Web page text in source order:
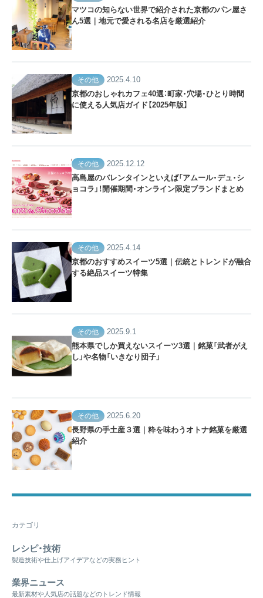
マツコの知らない世界で紹介された京都のパン屋さ
ん5選｜地元で愛される名店を厳選紹介
その他
2025.4.10
京都のおしゃれカフェ40選：町家・穴場・ひとり時間
に使える人気店ガイド【2025年版】
その他
2025.12.12
高島屋のバレンタインといえば「アムール・デュ・シ
ョコラ」！開催期間・オンライン限定ブランドまとめ
その他
2025.4.14
京都のおすすめスイーツ5選｜伝統とトレンドが融合
する絶品スイーツ特集
その他
2025.9.1
熊本県でしか買えないスイーツ3選｜銘菓「武者がえ
し」や名物「いきなり団子」
その他
2025.6.20
長野県の手土産３選｜粋を味わうオトナ銘菓を厳選
紹介
カテゴリ
レシピ・技術
製造技術や仕上げアイデアなどの実務ヒント
業界ニュース
最新素材や人気店の話題などのトレンド情報